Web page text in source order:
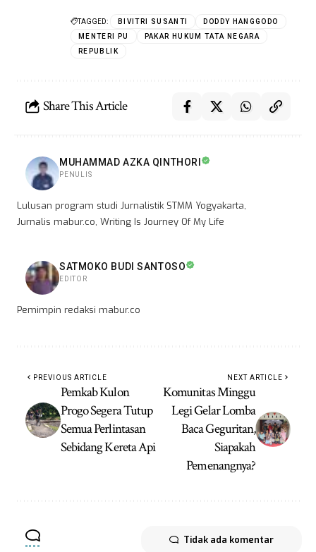
TAGGED: BIVITRI SUSANTI
DODDY HANGGODO
MENTERI PU
PAKAR HUKUM TATA NEGARA
REPUBLIK
Share This Article
MUHAMMAD AZKA QINTHORI
PENULIS
Lulusan program studi Jurnalistik STMM Yogyakarta,
Jurnalis mabur.co, Writing Is Journey Of My Life
SATMOKO BUDI SANTOSO
EDITOR
Pemimpin redaksi mabur.co
PREVIOUS ARTICLE
Pemkab Kulon
Progo Segera Tutup
Semua Perlintasan
Sebidang Kereta Api
NEXT ARTICLE
Komunitas Minggu
Legi Gelar Lomba
Baca Geguritan,
Siapakah
Pemenangnya?
Tidak ada komentar